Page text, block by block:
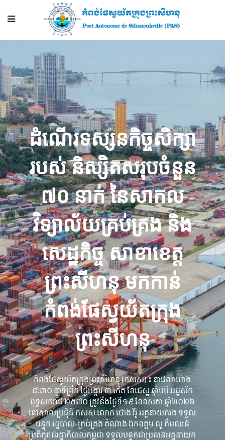
ដំណើរទស្សនកិច្ចសិក្សា
របស់ និស្សិតសរុបចំនួន
៧០ នាក់ នៃសាកល
វិទ្យាល័យគ្រប់គ្រង និង
សេដ្ឋកិច្ច សាខាខេត្ត
ព្រះសីហនុ មកកាន់
កំពង់ផែស្វយ័តក្រុង
ព្រះសីហនុ
កំពង់ផែស្វយ័តក្រុងព្រះសីហនុ (កសស) ៖ នាវេលាម៉ោង
៨:៣០ នាទីព្រឹក ថ្ងៃអង្គារ ៣ កើត ខែជេស្ឋ ឆ្នាំមមី អដ្ឋស័ក
ពុទ្ធសករាជ ២៥៧០ ត្រូវនឹងថ្ងៃទី១៩ ខែឧសភា ឆ្នាំ២០២៦
នៅសាលប្រជុំធំ កសស លោក ថោង វីរ៉ូ អគ្គនាយករង ទទួល
បន្ទុក រដ្ឋបាល-គ្រប់គ្រង តំណាង ឯកឧត្តម លូ គឹមឈន់
ប្រតិភូរាជរដ្ឋាភិបាលកម្ពុជា ទទួលបន្ទុកជាប្រធានអគ្គនាយក